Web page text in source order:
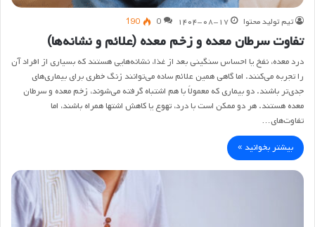
تیم تولید محتوا ۱۴۰۴-۰۸-۱۷ 0
190
تفاوت سرطان معده و زخم معده (علائم و نشانه‌ها)
درد معده، نفخ یا احساس سنگینی بعد از غذا، نشانه‌هایی هستند که بسیاری از افراد آن
را تجربه می‌کنند. اما گاهی همین علائم ساده می‌توانند زنگ خطری برای بیماری‌های
جدی‌تر باشند. دو بیماری که معمولاً با هم اشتباه گرفته می‌شوند، زخم معده و سرطان
معده هستند. هر دو ممکن است با درد، تهوع یا کاهش اشتها همراه باشند، اما
تفاوت‌های…
بیشتر بخوانید »